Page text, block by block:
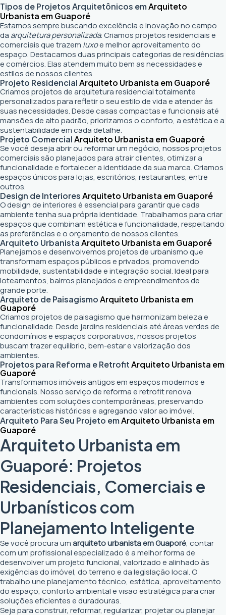
Tipos de Projetos Arquitetônicos emArquiteto
Urbanista em Guaporé
Estamos sempre buscando excelência e inovação no campo
da arquitetura personalizada. Criamos projetos residenciais e
comerciais que trazem luxoe melhor aproveitamento do
espaço. Destacamos duas principais categorias de residências
e comércios. Elas atendem muito bem as necessidades e
estilos de nossos clientes.
Projeto ResidencialArquiteto Urbanista em Guaporé
Criamos projetos de arquitetura residencial totalmente
personalizados para refletir o seu estilo de vida e atender às
suas necessidades. Desde casas compactas e funcionais até
mansões de alto padrão, priorizamos o conforto, a estética e a
sustentabilidade em cada detalhe.
Projeto ComercialArquiteto Urbanista em Guaporé
Se você deseja abrir ou reformar um negócio, nossos projetos
comerciais são planejados para atrair clientes, otimizar a
funcionalidade e fortalecer a identidade da sua marca. Criamos
espaços únicos para lojas, escritórios, restaurantes, entre
outros.
Design de InterioresArquiteto Urbanista em Guaporé
O design de interiores é essencial para garantir que cada
ambiente tenha sua própria identidade. Trabalhamos para criar
espaços que combinam estética e funcionalidade, respeitando
as preferências e o orçamento de nossos clientes.
Arquiteto UrbanistaArquiteto Urbanista em Guaporé
Planejamos e desenvolvemos projetos de urbanismo que
transformam espaços públicos e privados, promovendo
mobilidade, sustentabilidade e integração social. Ideal para
loteamentos, bairros planejados e empreendimentos de
grande porte.
Arquiteto de PaisagismoArquiteto Urbanista em
Guaporé
Criamos projetos de paisagismo que harmonizam beleza e
funcionalidade. Desde jardins residenciais até áreas verdes de
condomínios e espaços corporativos, nossos projetos
buscam trazer equilíbrio, bem-estar e valorização dos
ambientes.
Projetos para Reforma e RetrofitArquiteto Urbanista em
Guaporé
Transformamos imóveis antigos em espaços modernos e
funcionais. Nosso serviço de reforma e retrofit renova
ambientes com soluções contemporâneas, preservando
características históricas e agregando valor ao imóvel.
Arquiteto Para Seu Projeto emArquiteto Urbanista em
Guaporé
Arquiteto Urbanista em
Guaporé: Projetos
Residenciais, Comerciais e
Urbanísticos com
Planejamento Inteligente
Se você procura umarquiteto urbanista em Guaporé, contar
com um profissional especializado é a melhor forma de
desenvolver um projeto funcional, valorizado e alinhado às
exigências do imóvel, do terreno e da legislação local. O
trabalho une planejamento técnico, estética, aproveitamento
do espaço, conforto ambiental e visão estratégica para criar
soluções eficientes e duradouras.
Seja para construir, reformar, regularizar, projetar ou planejar